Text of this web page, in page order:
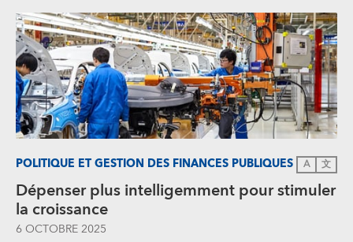
POLITIQUE ET GESTION DES FINANCES PUBLIQUES A 文
Dépenser plus intelligemment pour stimuler
la croissance
6 OCTOBRE 2025